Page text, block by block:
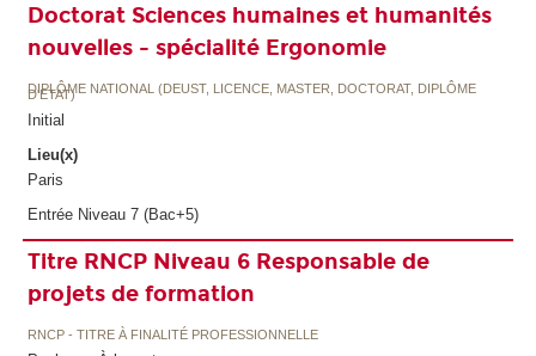
Doctorat Sciences humaines et humanités
nouvelles - spécialité Ergonomie
DIPLÔME NATIONAL (DEUST, LICENCE, MASTER, DOCTORAT, DIPLÔME
D'ETAT)
Initial
Lieu(x)
Paris
Entrée Niveau 7 (Bac+5)
Titre RNCP Niveau 6 Responsable de
projets de formation
RNCP - TITRE À FINALITÉ PROFESSIONNELLE